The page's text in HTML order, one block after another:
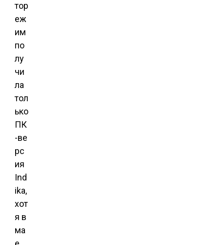
тор
еж
им
по
лу
чи
ла
тол
ько
ПК
-ве
рс
ия
Ind
ika,
хот
я в
ма